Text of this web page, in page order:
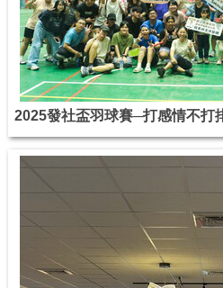
2025發社盃羽球賽─打感情不打